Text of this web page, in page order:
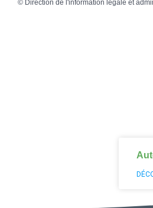
© Direction de l'information légale et